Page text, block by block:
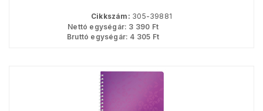
Cikkszám: 305-39881
Nettó egységár: 3 390 Ft
Bruttó egységár: 4 305 Ft